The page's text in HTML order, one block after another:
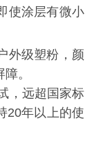
使涂层有微小
外级塑粉，颜
。
，远超国家标
20年以上的使